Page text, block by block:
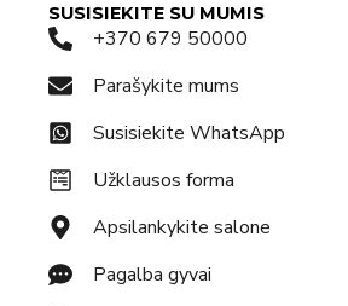
SUSISIEKITE SU MUMIS
+370 679 50000
Parašykite mums
Susisiekite WhatsApp
Užklausos forma
Apsilankykite salone
Pagalba gyvai